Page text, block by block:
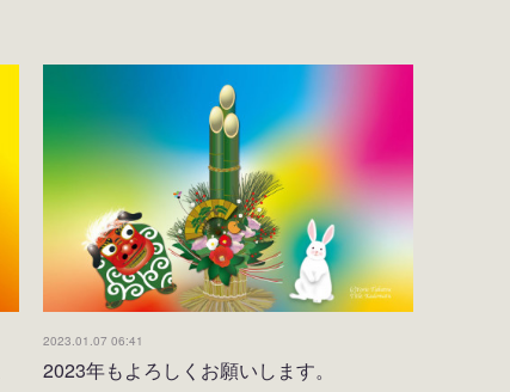
2023.01.07 06:41
2023年もよろしくお願いします。